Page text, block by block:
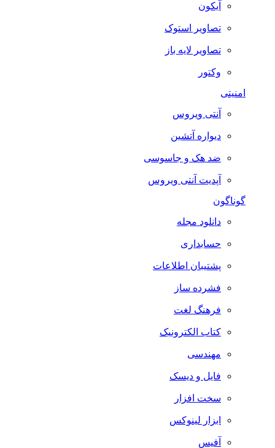
آیکون
تصاویر استوک
تصاویر لایه باز
وکتور
امنیتی
آنتی ویروس
دیواره آتشین
ضد هک و جاسوسی
آپدیت آنتی ویروس
گوناگون
دانلود مجله
حسابداری
پشتیبان اطلاعات
فشرده ساز
فرهنگ لغت
کتاب الکترونیک
مهندسی
فایل و دیسک
سخت افزار
ابزار لینوکس
آفیس